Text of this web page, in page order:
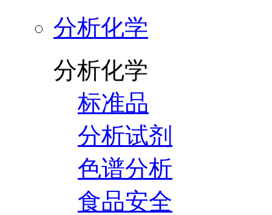
分析化学
分析化学
标准品
分析试剂
色谱分析
食品安全